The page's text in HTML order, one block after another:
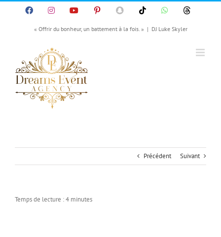
Passer
FacebookInstagramYouTube PinterestSnapChatTiktok WhatsApp
« Offrir du bonheur, un battement à la fois. » | DJ Luke Skyler
Précédent Suivant
Temps de lecture :4 minutes